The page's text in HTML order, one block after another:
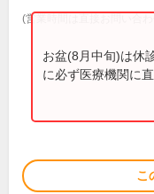
(営業時間は直接お問い合わ
お盆(8月中旬)は休
に必ず医療機関に
こ